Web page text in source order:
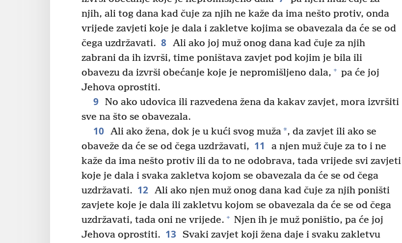
njih, ali tog dana kad čuje za njih ne kaže da ima nešto protiv, onda
vrijede zavjeti koje je dala i zakletve kojima se obavezala da će se od
čega uzdržavati. 8 Ali ako joj muž onog dana kad čuje za njih
zabrani da ih izvrši, time poništava zavjet pod kojim je bila ili
obavezu da izvrši obećanje koje je nepromišljeno dala, + pa će joj
Jehova oprostiti.
9 No ako udovica ili razvedena žena da kakav zavjet, mora izvršiti
sve na što se obavezala.
10 Ali ako žena, dok je u kući svog muža*, da zavjet ili ako se
obaveže da će se od čega uzdržavati, 11
a njen muž čuje za to i ne
kaže da ima nešto protiv ili da to ne odobrava, tada vrijede svi zavjeti
koje je dala i svaka zakletva kojom se obavezala da će se od čega
uzdržavati. 12 Ali ako njen muž onog dana kad čuje za njih poništi
zavjete koje je dala ili zakletvu kojom se obavezala da će se od čega
uzdržavati, tada oni ne vrijede. + Njen ih je muž poništio, pa će joj
Jehova oprostiti. 13
Svaki zavjet koji žena daje i svaku zakletvu